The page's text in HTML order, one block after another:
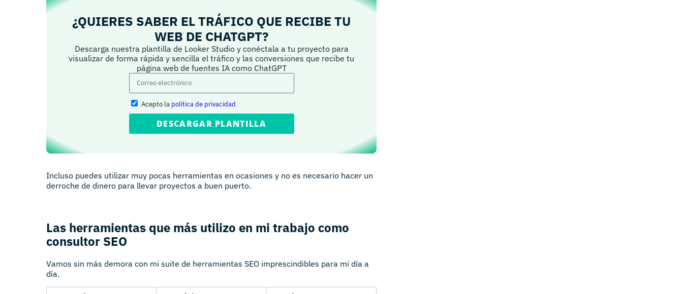
¿QUIERES SABER EL TRÁFICO QUE RECIBE TU
WEB DE CHATGPT?
Descarga nuestra plantilla de Looker Studio y conéctala a tu proyecto para
visualizar de forma rápida y sencilla el tráfico y las conversiones que recibe tu
página web de fuentes IA como ChatGPT
Acepto la política de privacidad
DESCARGAR PLANTILLA
Incluso puedes utilizar muy pocas herramientas en ocasiones y no es necesario hacer un
derroche de dinero para llevar proyectos a buen puerto.
Las herramientas que más utilizo en mi trabajo como
consultor SEO
Vamos sin más demora con mi suite de herramientas SEO imprescindibles para mi día a
día.